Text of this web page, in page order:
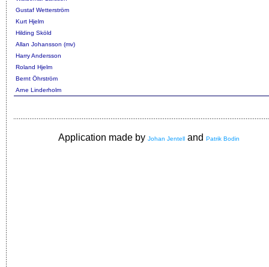
Gustaf Wetterström
Kurt Hjelm
Hilding Sköld
Allan Johansson (mv)
Harry Andersson
Roland Hjelm
Bernt Öhrström
Arne Linderholm
Application made by Johan Jentell and Patrik Bodin